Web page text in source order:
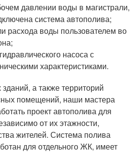
давлении воды в магистрали,
система автополива;
расхода воды пользователем во
насоса с
характеристиками.
а также территорий
помещений, наши мастера
проект автополива для
от их этажности,
жителей. Система полива
для отдельного ЖК, имеет